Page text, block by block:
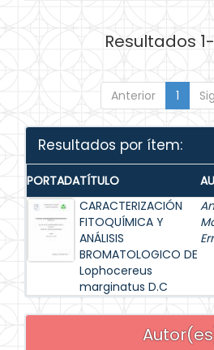
Resultados 1-
Anterior 1
Resultados por ítem:
PORTADATÍTULO
CARACTERIZACIÓN
FITOQUÍMICA Y
ANÁLISIS
BROMATOLOGICO DE
Lophocereus
marginatus D.C